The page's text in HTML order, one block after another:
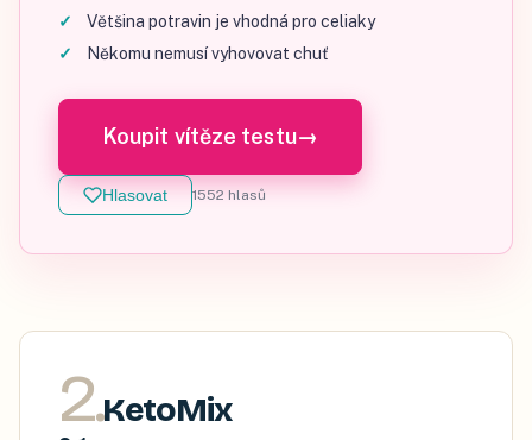
Většina potravin je vhodná pro celiaky
Někomu nemusí vyhovovat chuť
Koupit vítěze testu→
Hlasovat 1552 hlasů
2.KetoMix